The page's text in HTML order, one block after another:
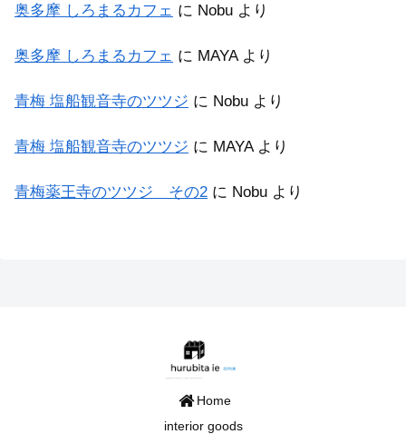
奥多摩 しろまるカフェ に Nobu より
奥多摩 しろまるカフェ に MAYAより
青梅 塩船観音寺のツツジ に Nobu より
青梅 塩船観音寺のツツジ に MAYAより
青梅薬王寺のツツジ その2 に Nobu より
Home
interior goods